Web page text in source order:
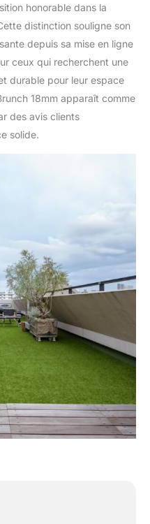
honorable dans la
distinction souligne son
depuis sa mise en ligne
ceux qui recherchent une
durable pour leur espace
18mm apparaît comme
des avis clients
solide.